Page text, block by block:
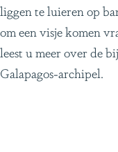
liggen te luieren op
om een visje komen
leest u meer over de
Galapagos-archipel.